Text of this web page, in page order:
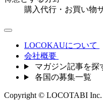
購入代行・お買い物
LOCOKAUについて
会社概要
マガジン記事を探
各国の募集一覧
Copyright © LOCOTABI Inc.